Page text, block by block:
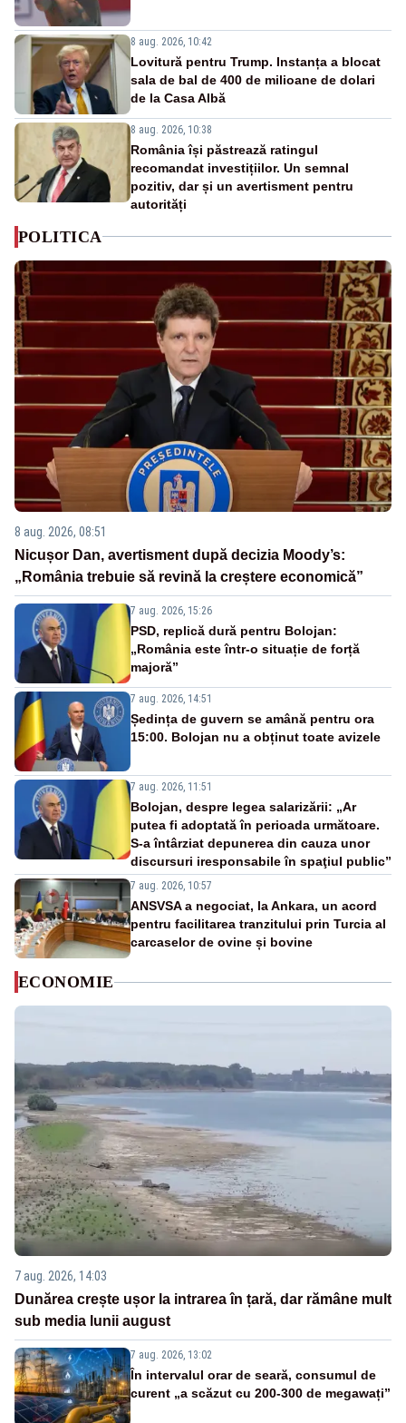
8 aug. 2026, 10:42
Lovitură pentru Trump. Instanța a blocat
sala de bal de 400 de milioane de dolari
de la Casa Albă
8 aug. 2026, 10:38
România își păstrează ratingul
recomandat investițiilor. Un semnal
pozitiv, dar și un avertisment pentru
autorități
POLITICA
8 aug. 2026, 08:51
Nicușor Dan, avertisment după decizia Moody’s:
„România trebuie să revină la creștere economică”
7 aug. 2026, 15:26
PSD, replică dură pentru Bolojan:
„România este într-o situație de forță
majoră”
7 aug. 2026, 14:51
Ședința de guvern se amână pentru ora
15:00. Bolojan nu a obținut toate avizele
7 aug. 2026, 11:51
Bolojan, despre legea salarizării: „Ar
putea fi adoptată în perioada următoare.
S-a întârziat depunerea din cauza unor
discursuri iresponsabile în spaţiul public”
7 aug. 2026, 10:57
ANSVSA a negociat, la Ankara, un acord
pentru facilitarea tranzitului prin Turcia al
carcaselor de ovine și bovine
ECONOMIE
7 aug. 2026, 14:03
Dunărea crește ușor la intrarea în țară, dar rămâne mult
sub media lunii august
7 aug. 2026, 13:02
În intervalul orar de seară, consumul de
curent „a scăzut cu 200-300 de megawați”